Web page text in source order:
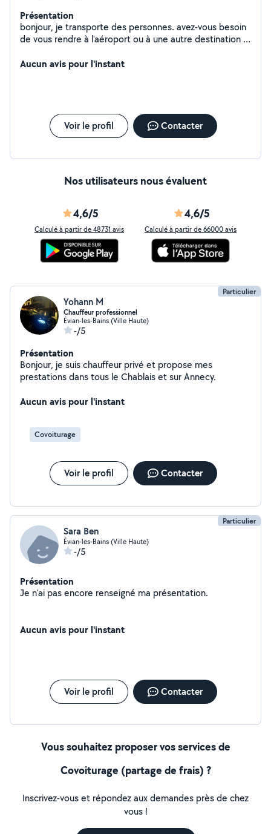
Présentation
bonjour, je transporte des personnes. avez-vous besoin
de vous rendre à l'aéroport ou à une autre destination ?
Aucun avis pour l'instant
Voir le profil Contacter
Nos utilisateurs nous évaluent
4,6/5
Calculé à partir de 48731 avis
4,6/5
Calculé à partir de 66000 avis
Particulier
Yohann M
Chauffeur professionnel
Évian-les-Bains (Ville Haute)
-/5
Présentation
Bonjour, je suis chauffeur privé et propose mes
prestations dans tous le Chablais et sur Annecy.
Aucun avis pour l'instant
Covoiturage
Voir le profil Contacter
Particulier
Sara Ben
Évian-les-Bains (Ville Haute)
-/5
Présentation
Je n'ai pas encore renseigné ma présentation.
Aucun avis pour l'instant
Voir le profil Contacter
Vous souhaitez proposer vos services de
Covoiturage (partage de frais) ?
Inscrivez-vous et répondez aux demandes près de chez
vous !